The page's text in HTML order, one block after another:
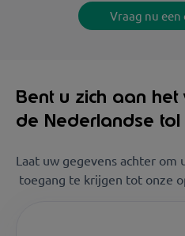
Vraag nu
Bent u zich aan
de Nederlandse
Laat uw gegevens achter om
toegang te krijgen tot onze